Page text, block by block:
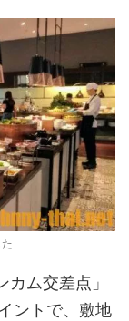
カム交差点」
ントで、敷地